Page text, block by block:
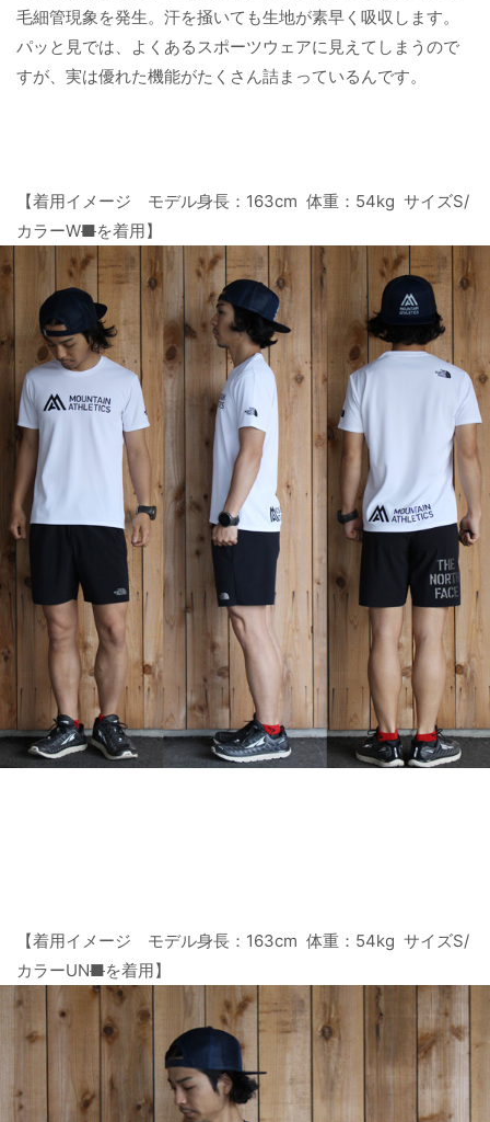
毛細管現象を発生。汗を掻いても生地が素早く吸収します。
パッと見では、よくあるスポーツウェアに見えてしまうので
すが、実は優れた機能がたくさん詰まっているんです。
【着用イメージ モデル身長：163cm 体重：54kg サイズS/
カラーW■を着用】
【着用イメージ モデル身長：163cm 体重：54kg サイズS/
カラーUN■を着用】